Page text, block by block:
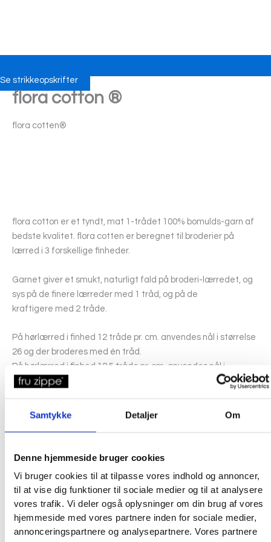
Samtykke Detaljer Om
Denne hjemmeside bruger cookies
Vi bruger cookies til at tilpasse vores indhold og annoncer,
til at vise dig funktioner til sociale medier og til at analysere
vores trafik. Vi deler også oplysninger om din brug af vores
hjemmeside med vores partnere inden for sociale medier,
annonceringspartnere og analysepartnere. Vores partnere
Se strikkeopskrifter
flora cotton ®
flora cotten®
flora cotton er et tyndt, mat 1-trådet 100% bomulds-garn af
bedste kvalitet. flora cotten er beregnet til broderier på
lærred i 3 forskellige finheder.
Garnet giver et smukt, naturligt fald på broderi-lærredet, og
sys på de finere lærreder med 1 tråd, og på de
kraftigere med 2 tråde.
På hørlærred i finhed 12 tråde pr. cm. anvendes nål i størrelse
26 og der broderes med én tråd.
På hørlærred i finhed 12,5 tråde pr. cm. anvendes nål i
størrelse 24 og der broderes med to tråde.
22 og der broderes med to tråde.
følgende måde, for at undgå afsmitning:
Vask broderiet i maskine ved 30-60 grader (alt efter, hvad
lærredet kan tåle), og brug et vaskemiddel uden
blegemiddel. Det vigtige er, at broderiet er i konstant
bevægelse, så evt. overskudsfarve ikke “sætter sig”. Læg
derfor aldrig et broderi i blød…